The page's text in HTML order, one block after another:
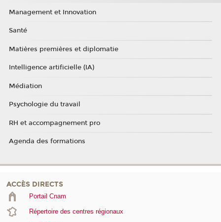
Management et Innovation
Santé
Matières premières et diplomatie
Intelligence artificielle (IA)
Médiation
Psychologie du travail
RH et accompagnement pro
Agenda des formations
ACCÈS DIRECTS
Portail Cnam
Répertoire des centres régionaux